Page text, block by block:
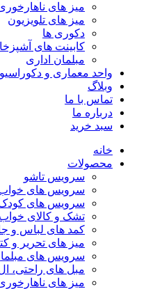
میز های
میز های تلویزیون
دکوری ها
کابینت های
مبلمان اداری
واحد معماری و
وبلاگ
تماس با ما
درباره ما
سبد خرید
خانه
محصولات
سرویس تاشو
سرویس های
سرویس های کودک
تشک و کالای خواب
کمد های لباس و
میز های تحریر و
سرویس های
مبل های راحتی،
میز های